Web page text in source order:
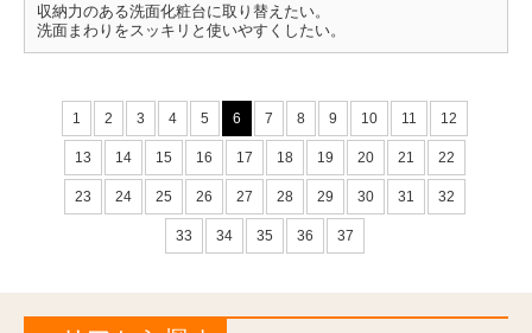
収納力のある洗面化粧台に取り替えたい。
洗面まわりをスッキリと使いやすくしたい。
1 2 3 4 5 6 7 8 9 10 11 12
13 14 15 16 17 18 19 20 21 22
23 24 25 26 27 28 29 30 31 32
33 34 35 36 37